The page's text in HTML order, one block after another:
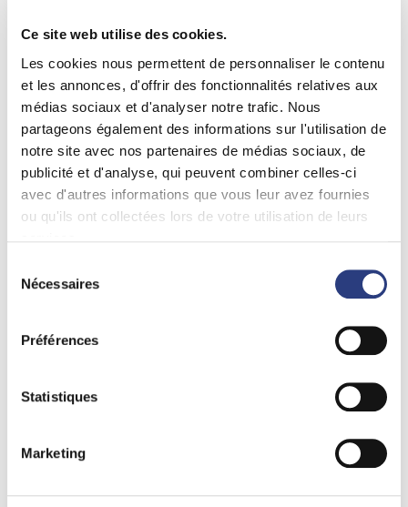
Ce site web utilise des cookies.
Les cookies nous permettent de personnaliser le contenu
et les annonces, d'offrir des fonctionnalités relatives aux
médias sociaux et d'analyser notre trafic. Nous
partageons également des informations sur l'utilisation de
notre site avec nos partenaires de médias sociaux, de
publicité et d'analyse, qui peuvent combiner celles-ci
avec d'autres informations que vous leur avez fournies
ou qu'ils ont collectées lors de votre utilisation de leurs
Nécessaires
Préférences
Statistiques
Marketing
Notre histoire
Eau plate
Nos engagements
Nous trouver